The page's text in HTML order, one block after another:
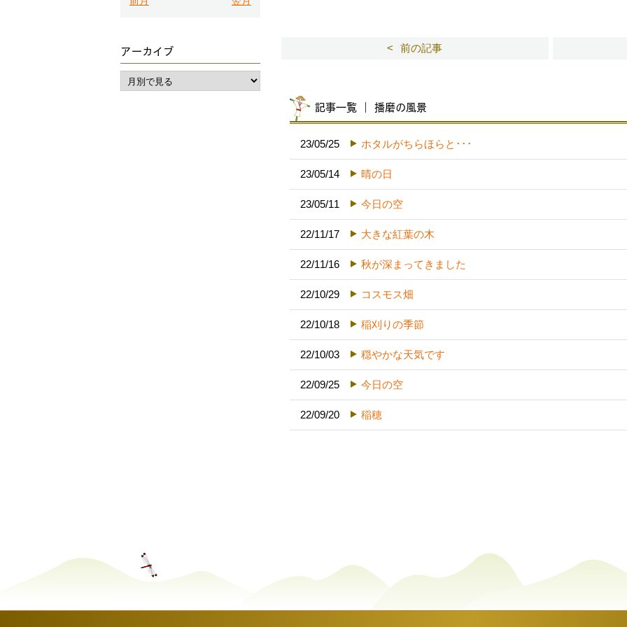
前の記事
記事一覧 ｜ 播磨の風景
23/05/25 ホタルがちらほらと･･･
23/05/14 晴の日
23/05/11 今日の空
22/11/17 大きな紅葉の木
22/11/16 秋が深まってきました
22/10/29 コスモス畑
22/10/18 稲刈りの季節
22/10/03 穏やかな天気です
22/09/25 今日の空
22/09/20 稲穂
アーカイブ